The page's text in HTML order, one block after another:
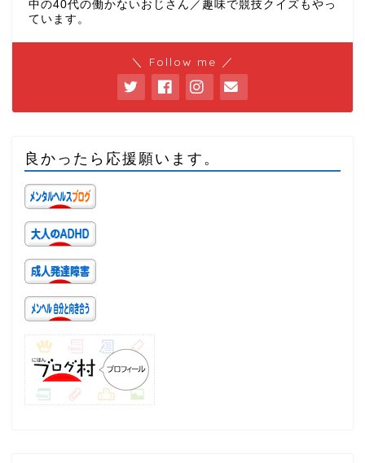
中の40代の働かないおじさん／趣味で競技クイズもやっ
ています。
＼ Follow me ／
良かったら応援願います。